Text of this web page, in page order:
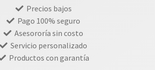
Precios bajos
Pago 100% seguro
Asesororía sin costo
Servicio personalizado
Productos con garantía